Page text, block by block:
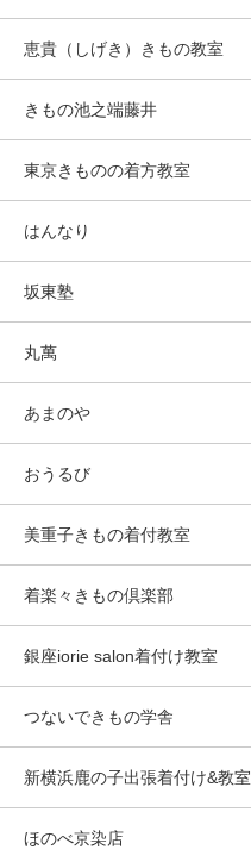
恵貴（しげき）きもの教室
きもの池之端藤井
東京きものの着方教室
はんなり
坂東塾
丸萬
あまのや
おうるび
美重子きもの着付教室
着楽々きもの倶楽部
銀座iorie salon着付け教室
つないできもの学舎
新横浜鹿の子出張着付け&教室
ほのべ京染店